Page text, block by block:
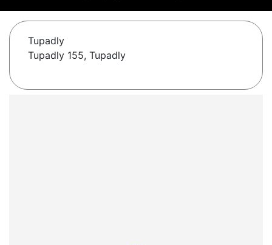
Tupadly
Tupadly 155, Tupadly